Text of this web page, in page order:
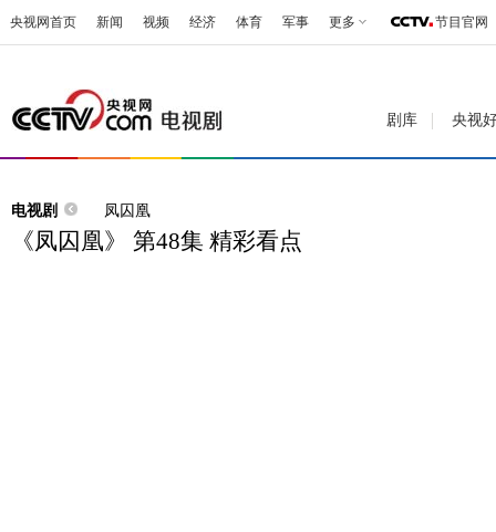
央视网首页 新闻 视频 经济 体育 军事 更多 节目官网
剧库 央视
电视剧 凤囚凰
《凤囚凰》 第48集 精彩看点